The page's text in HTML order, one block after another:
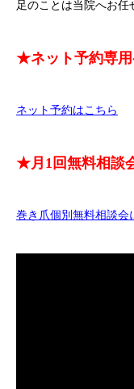
足のことは当院へお任
★ネット予約専
ネット予約はこちら
★月1回無料相談
巻き爪個別無料相談会